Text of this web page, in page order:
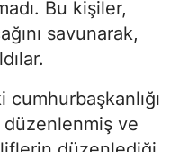
Bu kişiler,
savunarak,
ve